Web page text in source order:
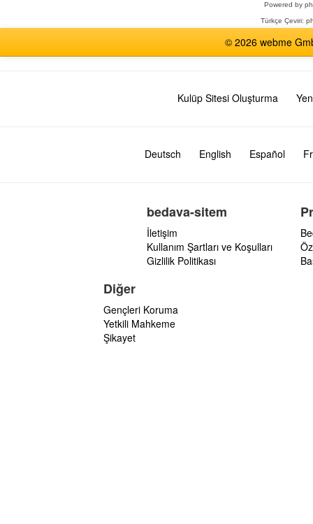
Powered by
Türkçe Çeviri:
© 2026 webme
Kulüp Sitesi Oluşturma
Deutsch English Español
bedava-sitem
İletişim
Kullanım Şartları ve Koşulları
Gizlilik Politikası
Diğer
Gençleri Koruma
Yetkili Mahkeme
Şikayet